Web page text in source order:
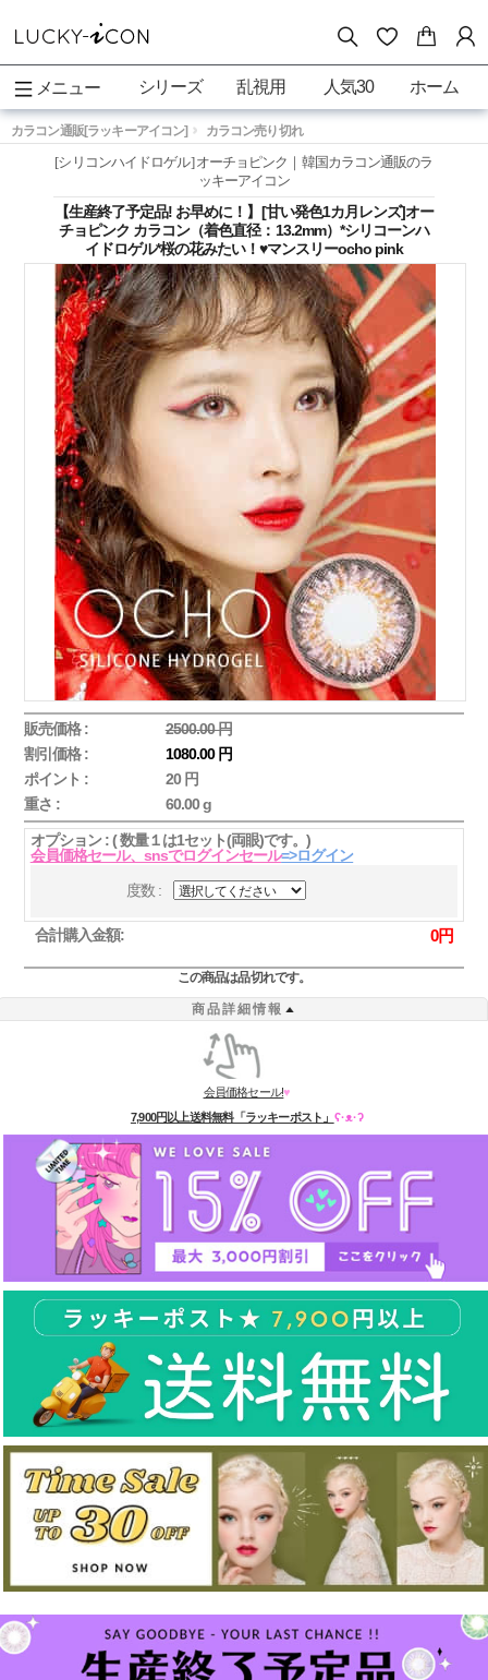
メニュー シリーズ 乱視用 人気30 ホーム
カラコン通販[ラッキーアイコン] カラコン売り切れ
[シリコンハイドロゲル] オーチョピンク｜韓国カラコン通販のラ
ッキーアイコン
【生産終了予定品! お早めに！】[甘い発色1カ月レンズ]オー
チョピンク カラコン（着色直径：13.2mm）*シリコーンハ
イドロゲル*桜の花みたい！♥マンスリーocho pink
販売価格 :
2500.00 円
割引価格 :
1080.00 円
ポイント :
20 円
重さ :
60.00 g
オプション : ( 数量１は1セット(両眼)です。)
会員価格セール、snsでログインセール=>ログイン
度数 :
合計購入金額: 0円
この商品は品切れです。
商品詳細情報
会員価格セール!♥
7,900円以上送料無料「ラッキーポスト」 ʕ·ᴥ·ʔ